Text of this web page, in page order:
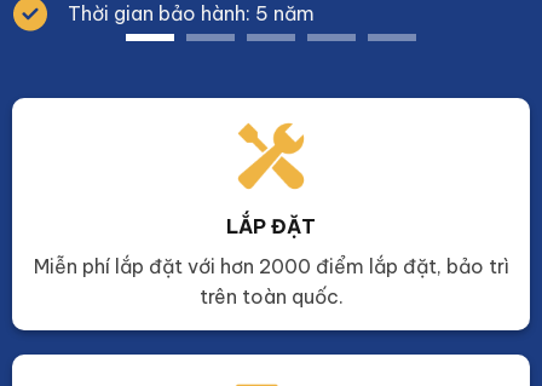
Thời gian bảo hành: 5 năm
LẮP ĐẶT
Miễn phí lắp đặt với hơn 2000 điểm lắp đặt, bảo trì
trên toàn quốc.